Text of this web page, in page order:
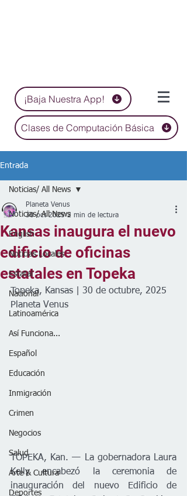
¡Baja Nuestra App!
Clases de Computación Básica
Entrada
Noticias/ All News
English
Noticias Locales
Estatal
Nacional
Latinoamérica
Así Funciona...
Español
Educación
Inmigración
Crimen
Negocios
Salud
Arte & Cultura
Deportes
Noticias/ All News
Kansas inaugura el nuevo
edificio de oficinas
estatales en Topeka
Planeta Venus
30 oct 2025 2 min de lectura
Topeka, Kansas | 30 de octubre, 2025
Planeta Venus
TOPEKA, Kan. — La gobernadora Laura
Kelly encabezó la ceremonia de
inauguración del nuevo Edificio de